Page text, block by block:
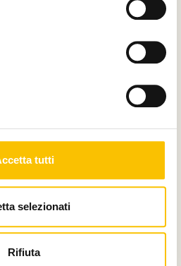
tutti
selezionati
Rifiuta